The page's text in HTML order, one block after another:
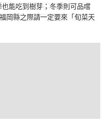
能吃到樹芽；冬季則可品嚐
岡縣之際請一定要來「旬菜天